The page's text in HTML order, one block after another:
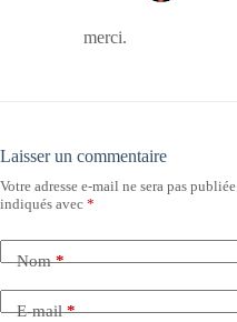
merci.
Laisser un commentaire
Votre adresse e-mail ne sera pas publiée.
indiqués avec *
Nom*
E-mail*